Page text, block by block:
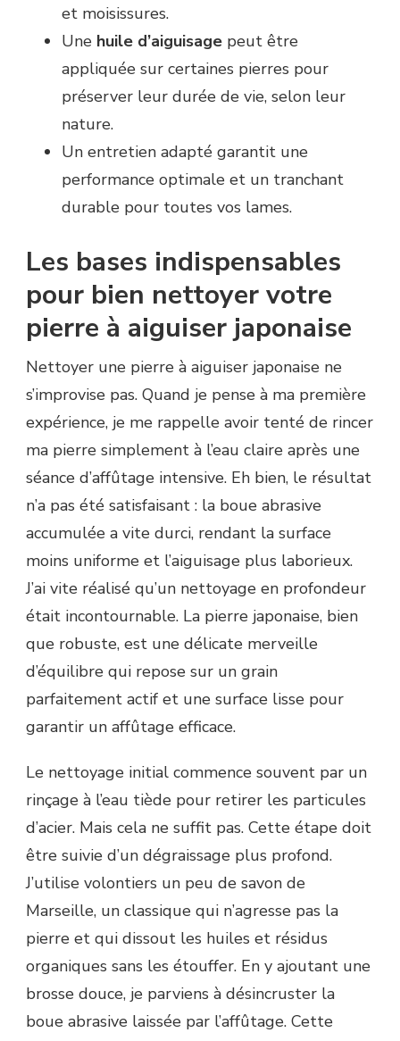
et moisissures.
Une huile d’aiguisage peut être
appliquée sur certaines pierres pour
préserver leur durée de vie, selon leur
nature.
Un entretien adapté garantit une
performance optimale et un tranchant
durable pour toutes vos lames.
Les bases indispensables
pour bien nettoyer votre
pierre à aiguiser japonaise
Nettoyer une pierre à aiguiser japonaise ne
s’improvise pas. Quand je pense à ma première
expérience, je me rappelle avoir tenté de rincer
ma pierre simplement à l’eau claire après une
séance d’affûtage intensive. Eh bien, le résultat
n’a pas été satisfaisant : la boue abrasive
accumulée a vite durci, rendant la surface
moins uniforme et l’aiguisage plus laborieux.
J’ai vite réalisé qu’un nettoyage en profondeur
était incontournable. La pierre japonaise, bien
que robuste, est une délicate merveille
d’équilibre qui repose sur un grain
parfaitement actif et une surface lisse pour
garantir un affûtage efficace.
Le nettoyage initial commence souvent par un
rinçage à l’eau tiède pour retirer les particules
d’acier. Mais cela ne suffit pas. Cette étape doit
être suivie d’un dégraissage plus profond.
J’utilise volontiers un peu de savon de
Marseille, un classique qui n’agresse pas la
pierre et qui dissout les huiles et résidus
organiques sans les étouffer. En y ajoutant une
brosse douce, je parviens à désincruster la
boue abrasive laissée par l’affûtage. Cette